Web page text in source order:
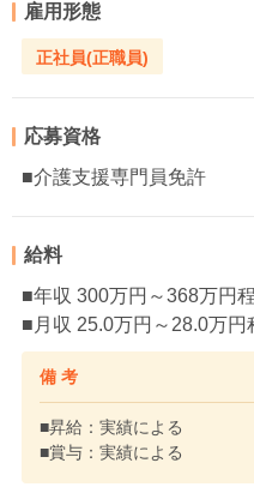
雇用形態
正社員(正職員)
応募資格
■介護支援専門員免許
給料
■年収 300万円～368万円
■月収 25.0万円～28.0万
備 考
■昇給：実績による
■賞与：実績による